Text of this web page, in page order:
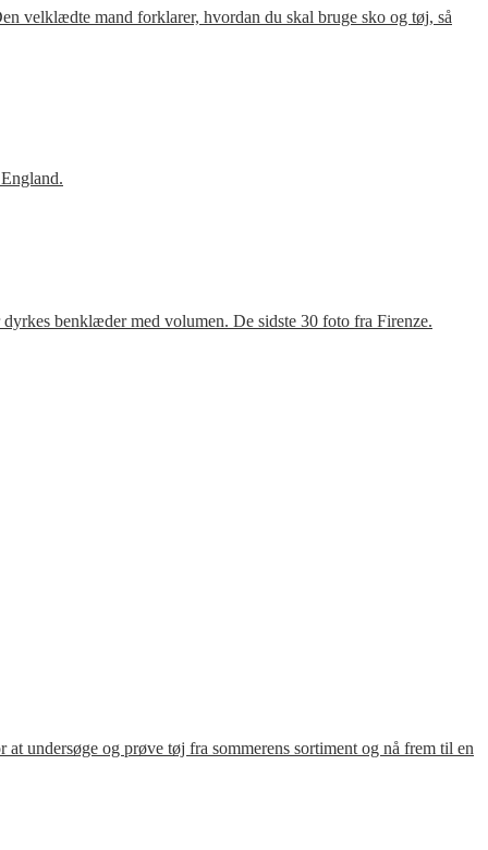
velklædte mand forklarer, hvordan du skal bruge sko og tøj, så
benklæder med volumen. De sidste 30 foto fra Firenze.
undersøge og prøve tøj fra sommerens sortiment og nå frem til en